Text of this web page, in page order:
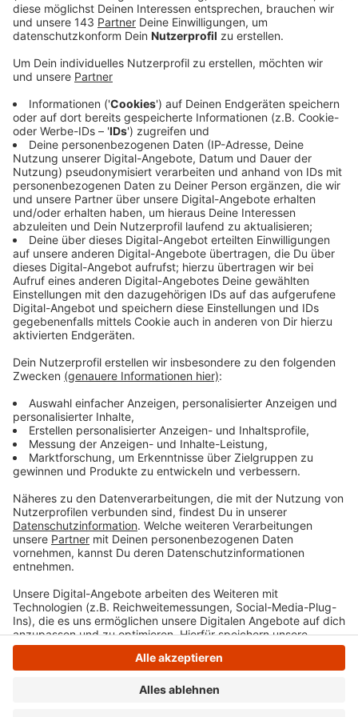
Anzeige
Die Städte hier bei uns im Kreis bekommen weniger
Geld durch die Gewerbesteuer. Das liegt an der
schlechten Wirtschaftslage. Trotz der finanziellen
Probleme sollten die Städte die Gewerbesteuer nicht
erhöhen. Davor warnt die SIHK, die südwestfählische
Industrie- und Handelskammer zu Hagen, die auch für
Teile des Ennepe-Ruhr-Kreises zuständig ist. Die hat
die Hebesätze jetzt verglichen und sagt: die liegen
hier schon deutlich über den Durchschnitt. Am
teuersten ist es hier bei uns in Herdecke (535
Prozentpunkten). Eine weitere Preissteigerung könnte
Unternehmen dazu veranlassen, hier wegzuziehen.
In der letzten Zeit sinken die Einnahmen in den
Städten, unter anderem weil die Wirtschaft gerade
schlechter läuft. Dann zahlen Firmen weniger
Gewerbesteuer.
Die Stadt Wetter zum Beispiel musste deswegen
dieses Jahr einen Nachtragshaushalt beschließen.
Anzeige